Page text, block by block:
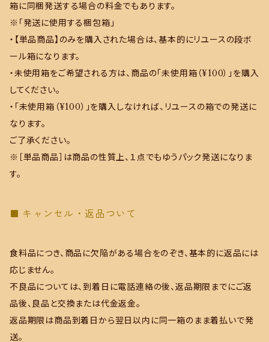
箱に同梱発送する場合の料金でもあります。
※「発送に使用する梱包箱」
・【単品商品】のみを購入された場合は、基本的にリユースの段ボ
ール箱になります。
・未使用箱をご希望される方は、商品の「未使用箱（¥100）」を購入
してください。
・「未使用箱（¥100）」を購入しなければ、リユースの箱での発送に
なります。
ご了承ください。
※［単品商品］は商品の性質上、１点でもゆうパック発送になりま
す。
キャンセル・返品ついて
食料品につき、商品に欠陥がある場合をのぞき、基本的に返品には
応じません。
不良品については、到着日に電話連絡の後、返品期限までにご返
品後、良品と交換または代金返金。
返品期限は商品到着日から翌日以内に同一箱のまま着払いで発
送。